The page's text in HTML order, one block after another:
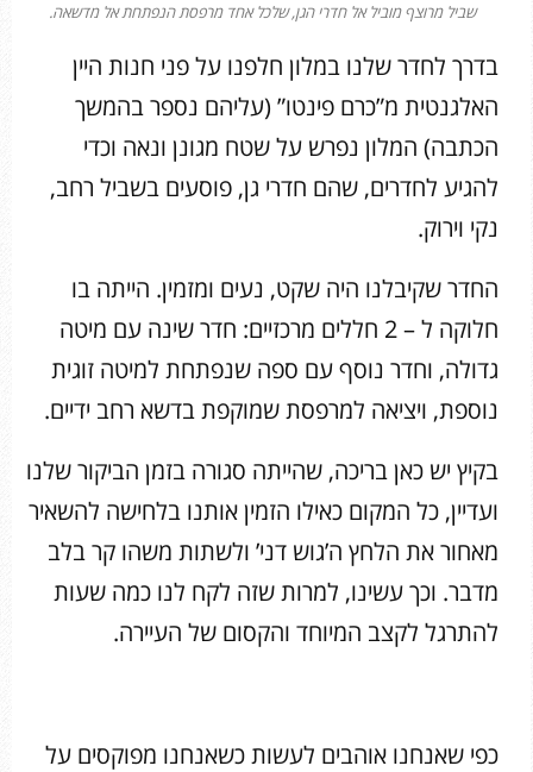
שביל מרוצף מוביל אל חדרי הגן, שלכל אחד מרפסת הנפתחת אל מדשאה.
בדרך לחדר שלנו במלון חלפנו על פני חנות היין
האלגנטית מ”כרם פינטו” (עליהם נספר בהמשך
הכתבה) המלון נפרש על שטח מגונן ונאה וכדי
להגיע לחדרים, שהם חדרי גן, פוסעים בשביל רחב,
נקי וירוק.
החדר שקיבלנו היה שקט, נעים ומזמין. הייתה בו
חלוקה ל – 2 חללים מרכזיים: חדר שינה עם מיטה
גדולה, וחדר נוסף עם ספה שנפתחת למיטה זוגית
נוספת, ויציאה למרפסת שמוקפת בדשא רחב ידיים.
בקיץ יש כאן בריכה, שהייתה סגורה בזמן הביקור שלנו
ועדיין, כל המקום כאילו הזמין אותנו בלחישה להשאיר
מאחור את הלחץ ה’גוש דני’ ולשתות משהו קר בלב
מדבר. וכך עשינו, למרות שזה לקח לנו כמה שעות
להתרגל לקצב המיוחד והקסום של העיירה.
כפי שאנחנו אוהבים לעשות כשאנחנו מפוקסים על